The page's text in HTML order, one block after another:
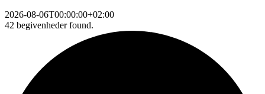
2026-08-06T00:00:00+02:00
42 begivenheder found.